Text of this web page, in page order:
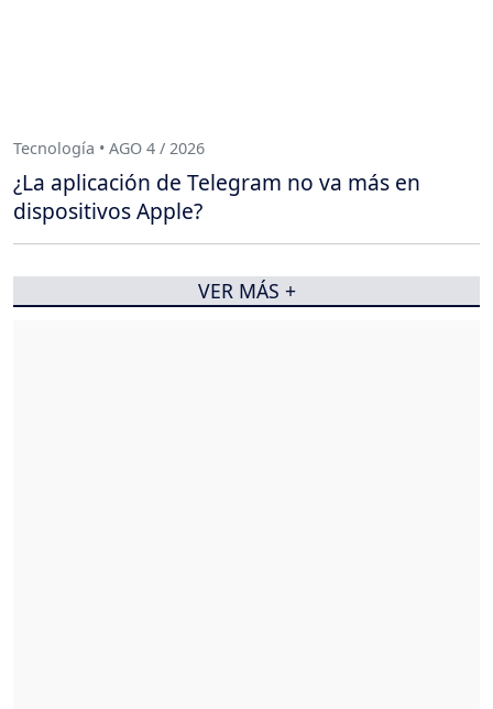
Tecnología • AGO 4 / 2026
¿La aplicación de Telegram no va más en
dispositivos Apple?
VER MÁS +